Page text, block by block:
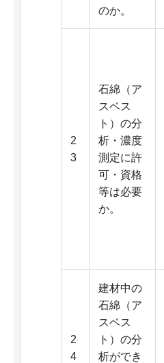
のか。
2
3
石綿（ア
スベス
ト）の分
析・濃度
測定に許
可・資格
等は必要
か。
2
4
建材中の
石綿（ア
スベス
ト）の分
析ができ